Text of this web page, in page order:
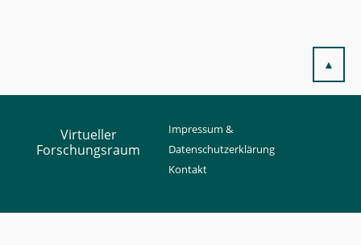
▲
Virtueller
Forschungsraum
Impressum &
Datenschutzerklärung
Kontakt